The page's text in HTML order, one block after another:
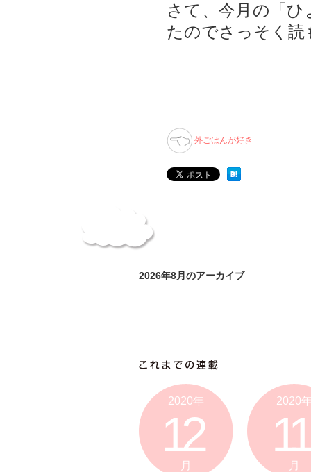
さて、今月の「
たのでさっそく読
外ごはんが好き
2026年8月のアーカイブ
2020年
12
月
2020
11
月